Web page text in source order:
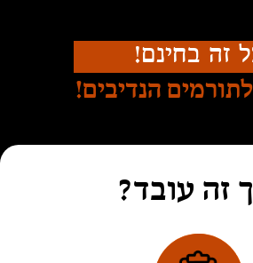
זה בחינם!
הנדיבים!
זה עובד?